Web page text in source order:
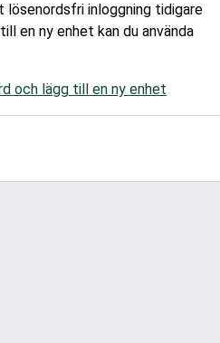
lösenordsfri inloggning tidigare
en ny enhet kan du använda
och lägg till en ny enhet